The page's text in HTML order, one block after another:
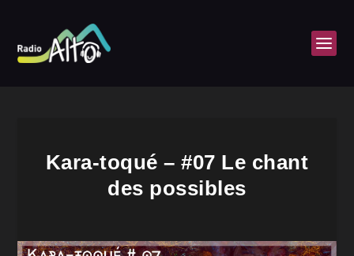
Kara-toqué – #07 Le chant
des possibles